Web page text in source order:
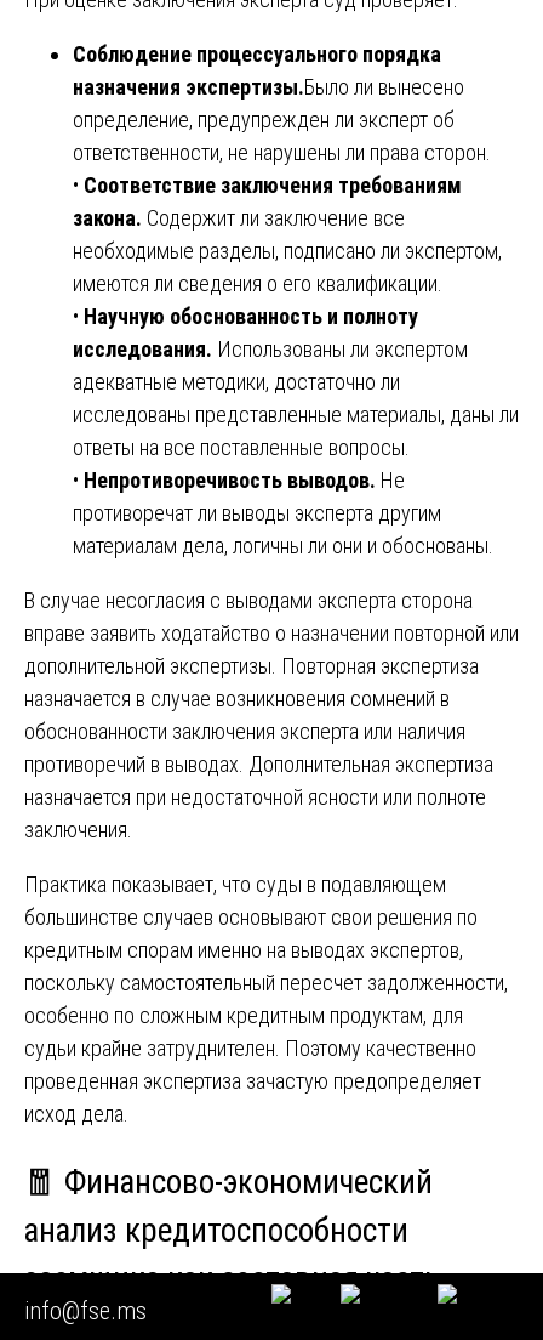
Соблюдение процессуального порядка
назначения экспертизы.Было ли вынесено
определение, предупрежден ли эксперт об
ответственности, не нарушены ли права сторон.
• Соответствие заключения требованиям
закона. Содержит ли заключение все
необходимые разделы, подписано ли экспертом,
имеются ли сведения о его квалификации.
• Научную обоснованность и полноту
исследования. Использованы ли экспертом
адекватные методики, достаточно ли
исследованы представленные материалы, даны ли
ответы на все поставленные вопросы.
• Непротиворечивость выводов. Не
противоречат ли выводы эксперта другим
материалам дела, логичны ли они и обоснованы.
В случае несогласия с выводами эксперта сторона
вправе заявить ходатайство о назначении повторной или
дополнительной экспертизы. Повторная экспертиза
назначается в случае возникновения сомнений в
обоснованности заключения эксперта или наличия
противоречий в выводах. Дополнительная экспертиза
назначается при недостаточной ясности или полноте
заключения.
Практика показывает, что суды в подавляющем
большинстве случаев основывают свои решения по
кредитным спорам именно на выводах экспертов,
поскольку самостоятельный пересчет задолженности,
особенно по сложным кредитным продуктам, для
судьи крайне затруднителен. Поэтому качественно
проведенная экспертиза зачастую предопределяет
исход дела.
🧧 Финансово-экономический
анализ кредитоспособности
заемщика как составная часть
экспертного исследования
info@fse.ms